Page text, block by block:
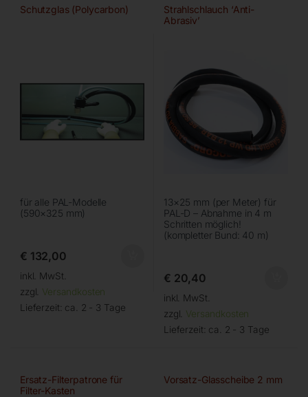
Schutzglas (Polycarbon)
für alle PAL-Modelle
(590×325 mm)
€ 132,00
inkl. MwSt.
zzgl. Versandkosten
Lieferzeit: ca. 2 - 3 Tage
Strahlschlauch ‘Anti-
Abrasiv’
13×25 mm (per Meter) für
PAL-D – Abnahme in 4 m
Schritten möglich!
(kompletter Bund: 40 m)
€ 20,40
inkl. MwSt.
zzgl. Versandkosten
Lieferzeit: ca. 2 - 3 Tage
Ersatz-Filterpatrone für
Filter-Kasten
Vorsatz-Glasscheibe 2 mm